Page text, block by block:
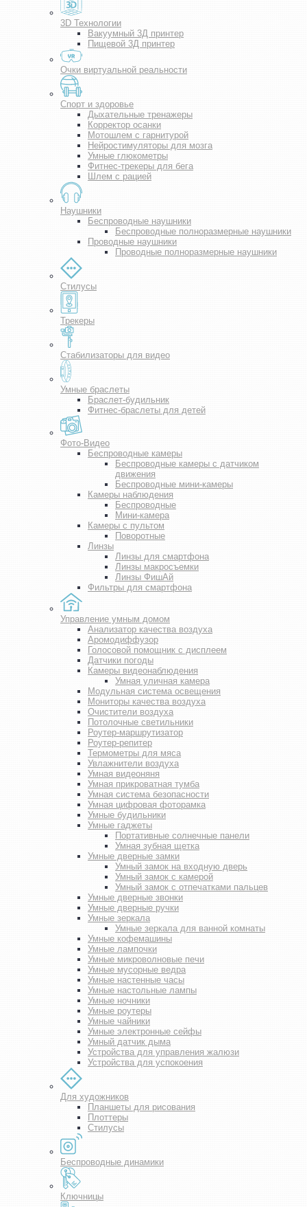
3D Технологии
Вакуумный 3Д принтер
Пищевой 3Д принтер
Очки виртуальной реальности
Спорт и здоровье
Дыхательные тренажеры
Корректор осанки
Мотошлем с гарнитурой
Нейростимуляторы для мозга
Умные глюкометры
Фитнес-трекеры для бега
Шлем с рацией
Наушники
Беспроводные наушники
Беспроводные полноразмерные наушники
Проводные наушники
Проводные полноразмерные наушники
Стилусы
Трекеры
Стабилизаторы для видео
Умные браслеты
Браслет-будильник
Фитнес-браслеты для детей
Фото-Видео
Беспроводные камеры
Беспроводные камеры с датчиком
движения
Беспроводные мини-камеры
Камеры наблюдения
Беспроводные
Мини-камера
Камеры с пультом
Поворотные
Линзы
Линзы для смартфона
Линзы макросъемки
Линзы ФишАй
Фильтры для смартфона
Управление умным домом
Анализатор качества воздуха
Аромодиффузор
Голосовой помощник с дисплеем
Датчики погоды
Камеры видеонаблюдения
Умная уличная камера
Модульная система освещения
Мониторы качества воздуха
Очистители воздуха
Потолочные светильники
Роутер-маршрутизатор
Роутер-репитер
Термометры для мяса
Увлажнители воздуха
Умная видеоняня
Умная прикроватная тумба
Умная система безопасности
Умная цифровая фоторамка
Умные будильники
Умные гаджеты
Портативные солнечные панели
Умная зубная щетка
Умные дверные замки
Умный замок на входную дверь
Умный замок с камерой
Умный замок с отпечатками пальцев
Умные дверные звонки
Умные дверные ручки
Умные зеркала
Умные зеркала для ванной комнаты
Умные кофемашины
Умные лампочки
Умные микроволновые печи
Умные мусорные ведра
Умные настенные часы
Умные настольные лампы
Умные ночники
Умные роутеры
Умные чайники
Умные электронные сейфы
Умный датчик дыма
Устройства для управления жалюзи
Устройства для успокоения
Для художников
Планшеты для рисования
Плоттеры
Стилусы
Беспроводные динамики
Ключницы